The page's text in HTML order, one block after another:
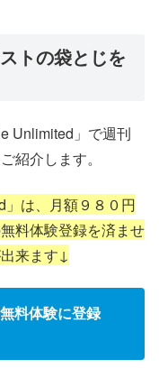
トの袋とじを
Unlimited」で週刊
紹介します。
は、月額９８０円
料体験登録を済ませ
来ます↓
料体験に登録